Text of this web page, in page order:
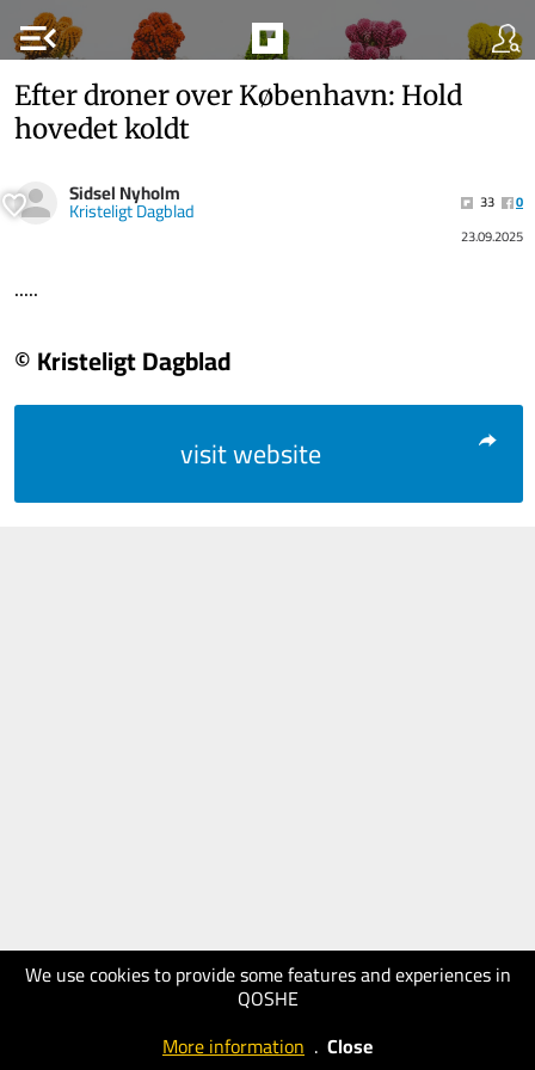
menu_open
We use cookies to provide some features and experiences in
QOSHE
More information . Close
Efter droner over København: Hold
hovedet koldt
Sidsel Nyholm
Kristeligt Dagblad 33
0
23.09.2025
.....
© Kristeligt Dagblad
visit website